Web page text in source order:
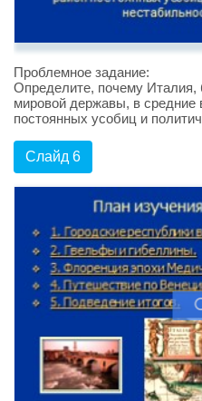
Проблемное задание:
Определите, почему
мировой державы, в средние
постоянных усобиц и
Слайд 6